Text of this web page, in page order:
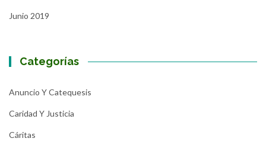
Junio 2019
Categorías
Anuncio Y Catequesis
Caridad Y Justicia
Cáritas